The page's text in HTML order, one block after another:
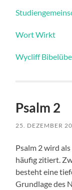
Wort Wirkt
Wycliff
Psalm 2
25. DEZEMBER
Psalm 2 wird
häufig zitiert.
besteht eine
Grundlage des